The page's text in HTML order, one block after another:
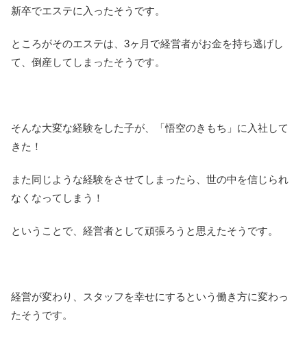
新卒でエステに入ったそうです。
ところがそのエステは、3ヶ月で経営者がお金を持ち逃げし
て、倒産してしまったそうです。
そんな大変な経験をした子が、「悟空のきもち」に入社して
きた！
また同じような経験をさせてしまったら、世の中を信じられ
なくなってしまう！
ということで、経営者として頑張ろうと思えたそうです。
経営が変わり、スタッフを幸せにするという働き方に変わっ
たそうです。